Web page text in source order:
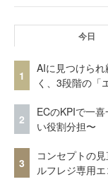
今日
1
AIに見つけら
く、3段階の「
2
ECのKPIで一
い役割分担〜
3
コンセプトの
ルフレジ専用